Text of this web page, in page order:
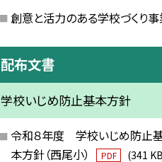
創意と活力のある学校づくり
配布文書
学校いじめ防止基本方針
令和８年度 学校いじめ防止
本方針（西尾小）
PDF (341